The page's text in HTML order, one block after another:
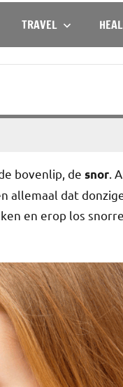
TRAVEL
bovenlip, de snor .
allemaal dat
en erop los